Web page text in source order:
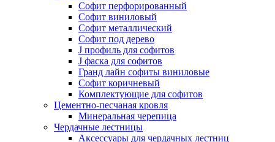
Cофит перфорированный
Софит виниловый
Софит металлический
Софит под дерево
J профиль для софитов
J фаска для софитов
Гранд лайн софиты виниловые
Софит коричневый
Комплектующие для софитов
Цементно-песчаная кровля
Минеральная черепица
Чердачные лестницы
Аксессуары для чердачных лестниц